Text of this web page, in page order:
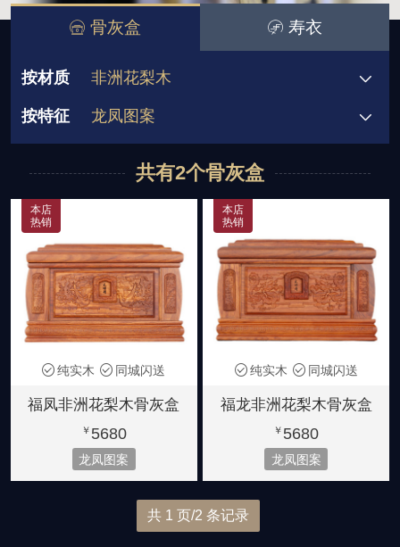
都能接受.
骨灰盒 寿衣
按材质 非洲花梨木
骨灰盒
580元起 580-780元 1180-1380元
2280-3980元
紫檀木
6580-7880元
金丝楠木
8880元起
大叶楠木
6880元起
黄金樟
8800元起
按特征 龙凤图案
龙凤图案 花草图案 宫殿款式
简洁素雅 小号骨灰盒
共有2个骨灰盒
本店
热销
纯实木 同城闪送
福凤非洲花梨木骨灰盒
￥ 5680
龙凤图案
本店
热销
纯实木 同城闪送
福龙非洲花梨木骨灰盒
￥ 5680
龙凤图案
共 1 页/2 条记录